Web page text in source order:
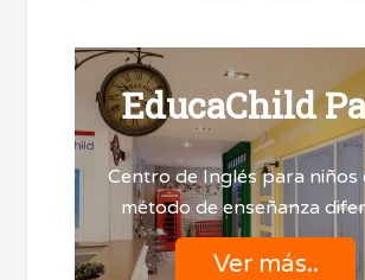
EducaChild
Centro de Inglés para niños
método de enseñanza
Ver más..